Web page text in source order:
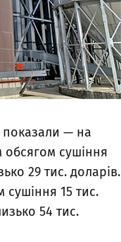
показали — на
сушіння
29 тис. доларів.
15 тис.
54 тис.